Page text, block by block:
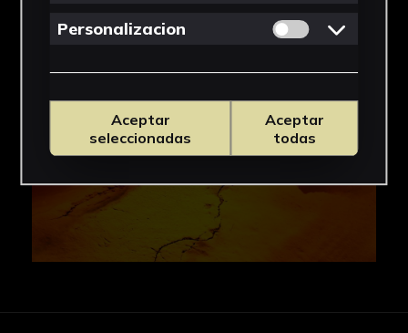
Personalizacion Permitir cookies
Aceptar
seleccionadas
Aceptar
todas